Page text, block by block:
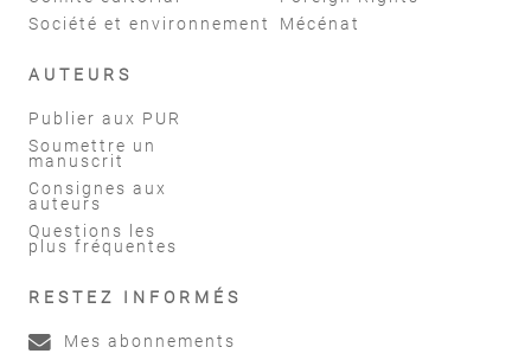
Société et environnement
Mécénat
AUTEURS
Publier aux PUR
Soumettre un
manuscrit
Consignes aux
auteurs
Questions les
plus fréquentes
RESTEZ INFORMÉS
Mes abonnements